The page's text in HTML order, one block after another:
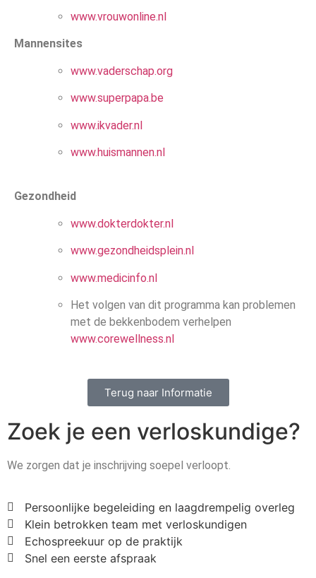
www.vrouwonline.nl
Mannensites
www.vaderschap.org
www.superpapa.be
www.ikvader.nl
www.huismannen.nl
Gezondheid
www.dokterdokter.nl
www.gezondheidsplein.nl
www.medicinfo.nl
Het volgen van dit programma kan problemen
met de bekkenbodem verhelpen
www.corewellness.nl
Terug naar Informatie
Zoek je een verloskundige?
We zorgen dat je inschrijving soepel verloopt.
Persoonlijke begeleiding en laagdrempelig overleg
Klein betrokken team met verloskundigen
Echospreekuur op de praktijk
Snel een eerste afspraak